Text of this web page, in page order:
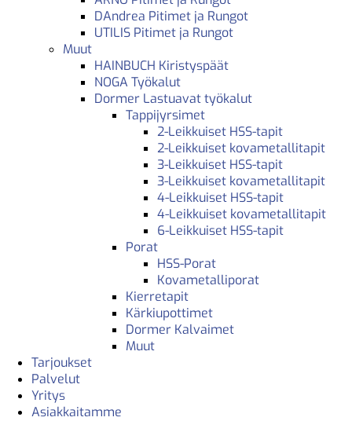
DAndrea Pitimet ja Rungot
UTILIS Pitimet ja Rungot
Muut
HAINBUCH Kiristyspäät
NOGA Työkalut
Dormer Lastuavat työkalut
Tappijyrsimet
2-Leikkuiset HSS-tapit
2-Leikkuiset kovametallitapit
3-Leikkuiset HSS-tapit
3-Leikkuiset kovametallitapit
4-Leikkuiset HSS-tapit
4-Leikkuiset kovametallitapit
6-Leikkuiset HSS-tapit
Porat
HSS-Porat
Kovametalliporat
Kierretapit
Kärkiupottimet
Dormer Kalvaimet
Muut
Tarjoukset
Palvelut
Yritys
Asiakkaitamme